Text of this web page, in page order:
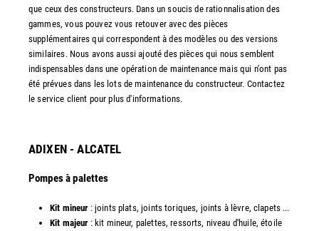
que ceux des constructeurs. Dans un soucis de rationnalisation des
gammes, vous pouvez vous retouver avec des pièces
supplémentaires qui correspondent à des modèles ou des versions
similaires. Nous avons aussi ajouté des pièces qui nous semblent
indispensables dans une opération de maintenance mais qui n'ont pas
été prévues dans les lots de maintenance du constructeur. Contactez
le service client pour plus d'informations.
ADIXEN - ALCATEL
Pompes à palettes
Kit mineur : joints plats, joints toriques, joints à lèvre, clapets ...
Kit majeur : kit mineur, palettes, ressorts, niveau d'huile, étoile